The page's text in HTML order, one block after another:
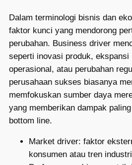
Dalam terminologi bisnis dan
faktor kunci yang mendorong
perubahan. Business driver
seperti inovasi produk, ekspansi
operasional, atau perubahan
perusahaan sukses biasanya
memfokuskan sumber daya
yang memberikan dampak
bottom line.
Market driver: faktor
konsumen atau tren industri